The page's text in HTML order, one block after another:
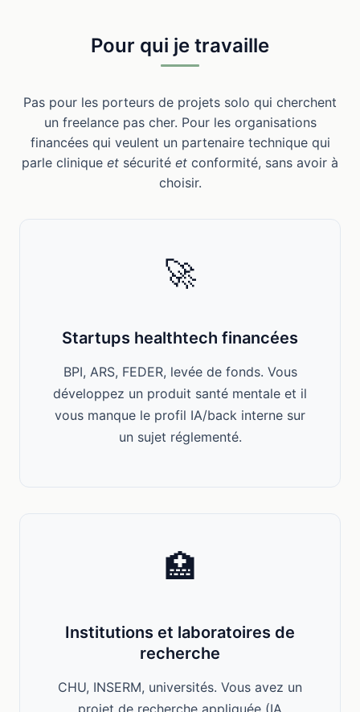
Pour qui je travaille
Pas pour les porteurs de projets solo qui cherchent
un freelance pas cher. Pour les organisations
financées qui veulent un partenaire technique qui
parle clinique et sécurité et conformité, sans avoir à
choisir.
🚀
Startups healthtech financées
BPI, ARS, FEDER, levée de fonds. Vous
développez un produit santé mentale et il
vous manque le profil IA/back interne sur
un sujet réglementé.
🏥
Institutions et laboratoires de
recherche
CHU, INSERM, universités. Vous avez un